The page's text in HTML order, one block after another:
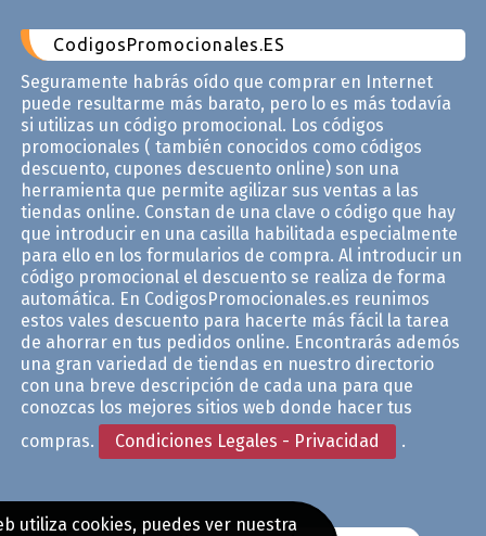
CodigosPromocionales.ES
Seguramente habrás oído que comprar en Internet
puede resultarme más barato, pero lo es más todavía
si utilizas un código promocional. Los códigos
promocionales ( también conocidos como códigos
descuento, cupones descuento online) son una
herramienta que permite agilizar sus ventas a las
tiendas online. Constan de una clave o código que hay
que introducir en una casilla habilitada especialmente
para ello en los formularios de compra. Al introducir un
código promocional el descuento se realiza de forma
automática. En CodigosPromocionales.es reunimos
estos vales descuento para hacerte más fácil la tarea
de ahorrar en tus pedidos online. Encontrarás ademós
una gran variedad de tiendas en nuestro directorio
con una breve descripción de cada una para que
conozcas los mejores sitios web donde hacer tus
compras.
Condiciones Legales - Privacidad .
utiliza cookies, puedes ver nuestra